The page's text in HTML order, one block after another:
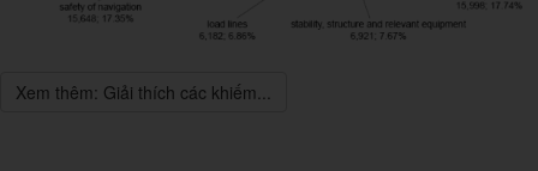
Xem thêm: Giải thích các khiếm...